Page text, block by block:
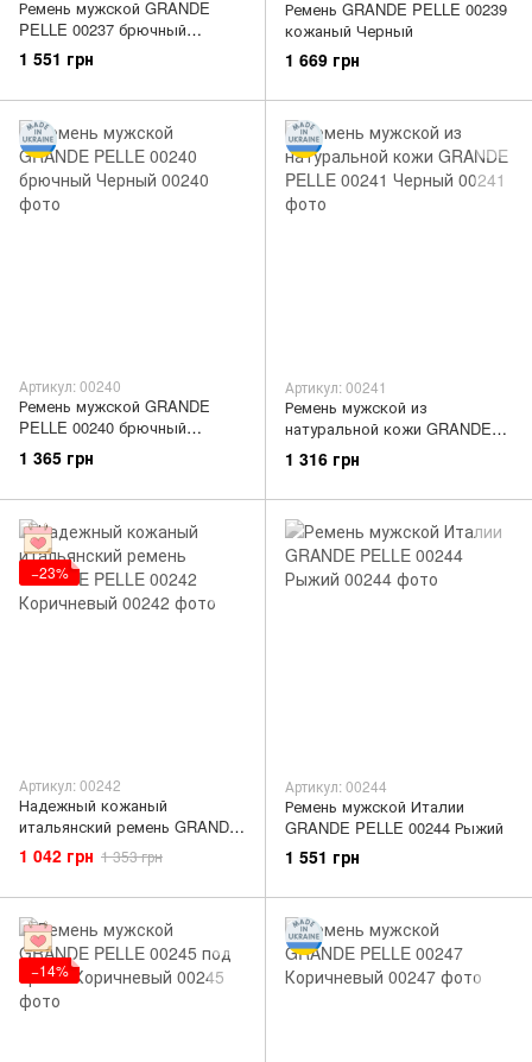
Ремень мужской GRANDE
PELLE 00237 брючный
Черный
1 551 грн
Ремень GRANDE PELLE 00239
кожаный Черный
1 669 грн
Артикул: 00240
Ремень мужской GRANDE
PELLE 00240 брючный
Черный
1 365 грн
Артикул: 00241
Ремень мужской из
натуральной кожи GRANDE
PELLE 00241 Черный
1 316 грн
−23%
Артикул: 00242
Надежный кожаный
итальянский ремень GRANDE
PELLE 00242 Коричневый
1 042 грн 1 353 грн
Артикул: 00244
Ремень мужской Италии
GRANDE PELLE 00244 Рыжий
1 551 грн
−14%